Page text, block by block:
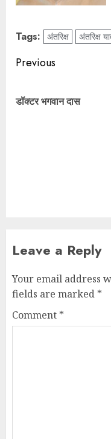
Tags: अंतरिक्ष अंतरिक्ष
Previous
डॉक्टर भगवान दास
Leave a Reply
Your email address
fields are marked *
Comment *